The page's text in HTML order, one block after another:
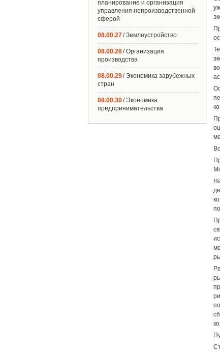
планирование и организация
управления непроизводственной
сферой
08.00.27/ Землеустройство
08.00.28/ Организация
производства
08.00.29/ Экономика зарубежных
стран
08.00.30/ Экономика
предпринимательства